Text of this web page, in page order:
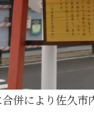
併により佐久市